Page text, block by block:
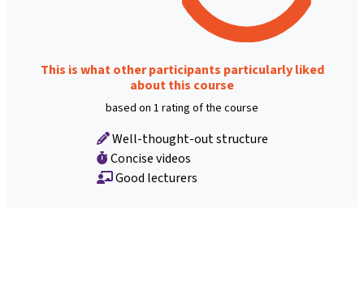
This is what other participants particularly liked
about this course
based on 1 rating of the course
Well-thought-out structure
Concise videos
Good lecturers